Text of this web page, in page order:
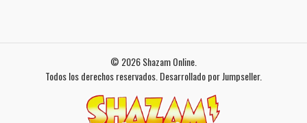
© 2026 Shazam Online.
Todos los derechos reservados. Desarrollado por Jumpseller.